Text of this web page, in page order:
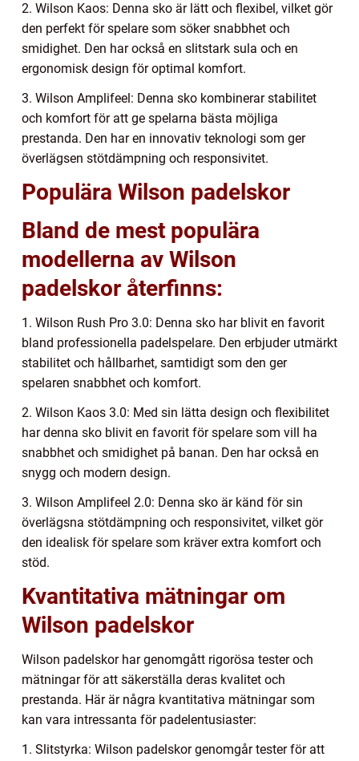
2. Wilson Kaos: Denna sko är lätt och flexibel, vilket gör
den perfekt för spelare som söker snabbhet och
smidighet. Den har också en slitstark sula och en
ergonomisk design för optimal komfort.
3. Wilson Amplifeel: Denna sko kombinerar stabilitet
och komfort för att ge spelarna bästa möjliga
prestanda. Den har en innovativ teknologi som ger
överlägsen stötdämpning och responsivitet.
Populära Wilson padelskor
Bland de mest populära
modellerna av Wilson
padelskor återfinns:
1. Wilson Rush Pro 3.0: Denna sko har blivit en favorit
bland professionella padelspelare. Den erbjuder utmärkt
stabilitet och hållbarhet, samtidigt som den ger
spelaren snabbhet och komfort.
2. Wilson Kaos 3.0: Med sin lätta design och flexibilitet
har denna sko blivit en favorit för spelare som vill ha
snabbhet och smidighet på banan. Den har också en
snygg och modern design.
3. Wilson Amplifeel 2.0: Denna sko är känd för sin
överlägsna stötdämpning och responsivitet, vilket gör
den idealisk för spelare som kräver extra komfort och
stöd.
Kvantitativa mätningar om
Wilson padelskor
Wilson padelskor har genomgått rigorösa tester och
mätningar för att säkerställa deras kvalitet och
prestanda. Här är några kvantitativa mätningar som
kan vara intressanta för padelentusiaster:
1. Slitstyrka: Wilson padelskor genomgår tester för att